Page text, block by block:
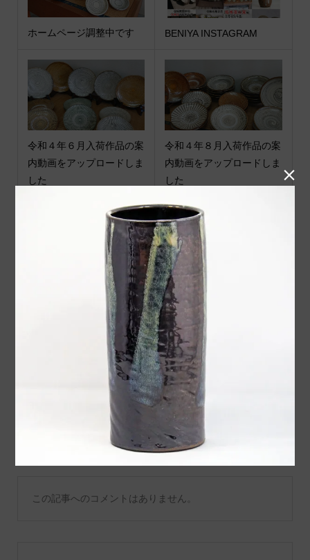
ホームページ調整中です BENIYA INSTAGRAM
令和４年６月入荷作品の案
内動画をアップロードしま
した
令和４年８月入荷作品の案
内動画をアップロードしま
した
令和６年９月出荷作品のご
令和６年８月窯 小袋道明
窯様から作品が入荷いたし
ました
コメント
コメント ( 0 )
トラックバックは利用でき
ません。
この記事へのコメントはありません。
